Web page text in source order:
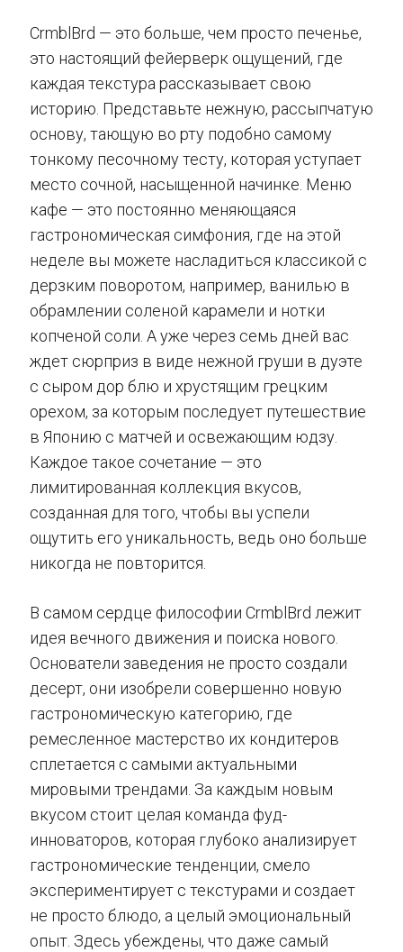
CrmblBrd — это больше, чем просто печенье,
это настоящий фейерверк ощущений, где
каждая текстура рассказывает свою
историю. Представьте нежную, рассыпчатую
основу, тающую во рту подобно самому
тонкому песочному тесту, которая уступает
место сочной, насыщенной начинке. Меню
кафе — это постоянно меняющаяся
гастрономическая симфония, где на этой
неделе вы можете насладиться классикой с
дерзким поворотом, например, ванилью в
обрамлении соленой карамели и нотки
копченой соли. А уже через семь дней вас
ждет сюрприз в виде нежной груши в дуэте
с сыром дор блю и хрустящим грецким
орехом, за которым последует путешествие
в Японию с матчей и освежающим юдзу.
Каждое такое сочетание — это
лимитированная коллекция вкусов,
созданная для того, чтобы вы успели
ощутить его уникальность, ведь оно больше
никогда не повторится.
В самом сердце философии CrmblBrd лежит
идея вечного движения и поиска нового.
Основатели заведения не просто создали
десерт, они изобрели совершенно новую
гастрономическую категорию, где
ремесленное мастерство их кондитеров
сплетается с самыми актуальными
мировыми трендами. За каждым новым
вкусом стоит целая команда фуд-
инноваторов, которая глубоко анализирует
гастрономические тенденции, смело
экспериментирует с текстурами и создает
не просто блюдо, а целый эмоциональный
опыт. Здесь убеждены, что даже самый